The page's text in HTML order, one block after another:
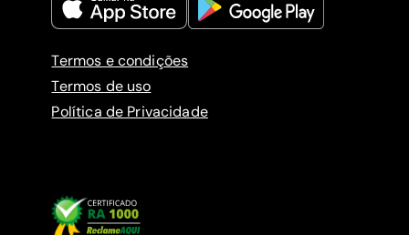
Termos e condições
Termos de uso
Política de Privacidade